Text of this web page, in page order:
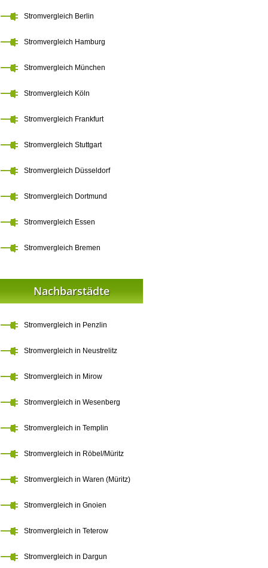
Stromvergleich Berlin
Stromvergleich Hamburg
Stromvergleich München
Stromvergleich Köln
Stromvergleich Frankfurt
Stromvergleich Stuttgart
Stromvergleich Düsseldorf
Stromvergleich Dortmund
Stromvergleich Essen
Stromvergleich Bremen
Nachbarstädte
Stromvergleich in Penzlin
Stromvergleich in Neustrelitz
Stromvergleich in Mirow
Stromvergleich in Wesenberg
Stromvergleich in Templin
Stromvergleich in Röbel/Müritz
Stromvergleich in Waren (Müritz)
Stromvergleich in Gnoien
Stromvergleich in Teterow
Stromvergleich in Dargun